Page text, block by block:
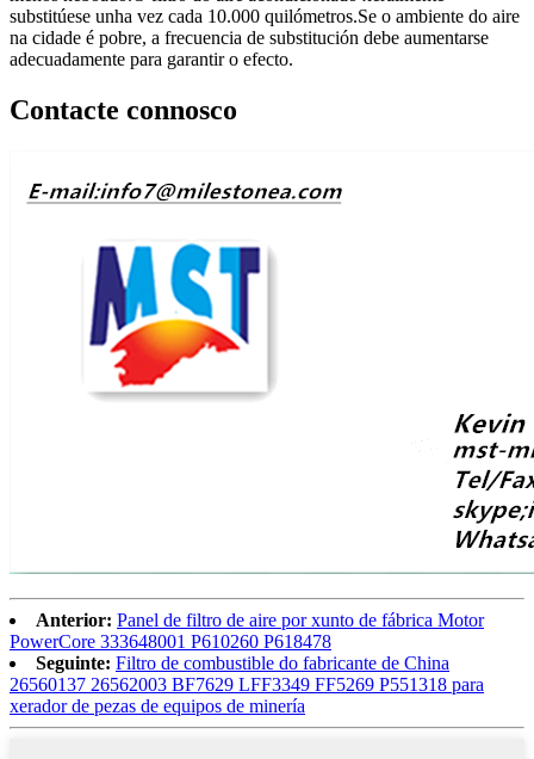
substitúese unha vez cada 10.000 quilómetros.Se o ambiente do aire
na cidade é pobre, a frecuencia de substitución debe aumentarse
adecuadamente para garantir o efecto.
Contacte connosco
Anterior: Panel de filtro de aire por xunto de fábrica Motor
PowerCore 333648001 P610260 P618478
Seguinte: Filtro de combustible do fabricante de China
26560137 26562003 BF7629 LFF3349 FF5269 P551318 para
xerador de pezas de equipos de minería